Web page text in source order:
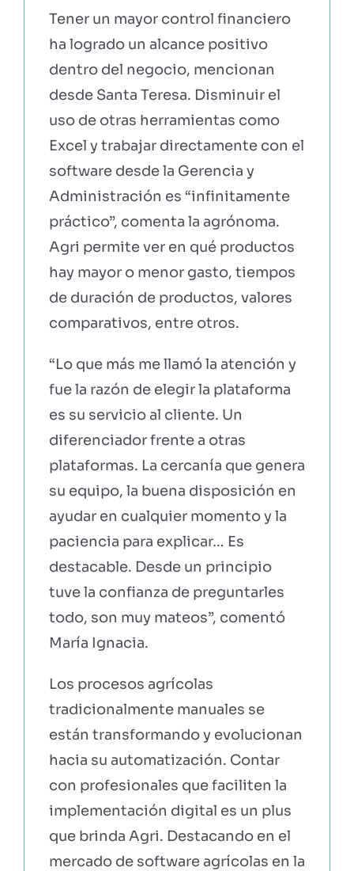
Tener un mayor control financiero
ha logrado un alcance positivo
dentro del negocio, mencionan
desde Santa Teresa. Disminuir el
uso de otras herramientas como
Excel y trabajar directamente con el
software desde la Gerencia y
Administración es “infinitamente
práctico”, comenta la agrónoma.
Agri permite ver en qué productos
hay mayor o menor gasto, tiempos
de duración de productos, valores
comparativos, entre otros.
“Lo que más me llamó la atención y
fue la razón de elegir la plataforma
es su servicio al cliente. Un
diferenciador frente a otras
plataformas. La cercanía que genera
su equipo, la buena disposición en
ayudar en cualquier momento y la
paciencia para explicar… Es
destacable. Desde un principio
tuve la confianza de preguntarles
todo, son muy mateos”, comentó
María Ignacia.
Los procesos agrícolas
tradicionalmente manuales se
están transformando y evolucionan
hacia su automatización. Contar
con profesionales que faciliten la
implementación digital es un plus
que brinda Agri. Destacando en el
mercado de software agrícolas en la